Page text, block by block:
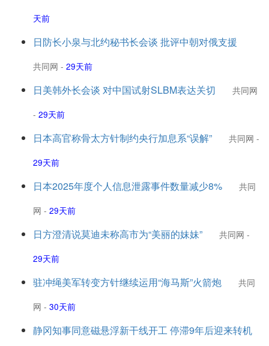
天前
日防长小泉与北约秘书长会谈 批评中朝对俄支援
共同网 - 29天前
日美韩外长会谈 对中国试射SLBM表达关切
共同网
- 29天前
日本高官称骨太方针制约央行加息系“误解” 共同网 -
29天前
日本2025年度个人信息泄露事件数量减少8%
共同
网 - 29天前
日方澄清说莫迪未称高市为“美丽的妹妹” 共同网 -
29天前
驻冲绳美军转变方针继续运用“海马斯”火箭炮
共同
网 - 30天前
静冈知事同意磁悬浮新干线开工 停滞9年后迎来转机